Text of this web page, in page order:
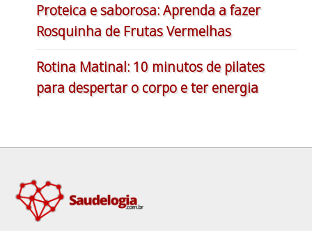
Proteica e saborosa: Aprenda a fazer
Rosquinha de Frutas Vermelhas
Rotina Matinal: 10 minutos de pilates
para despertar o corpo e ter energia